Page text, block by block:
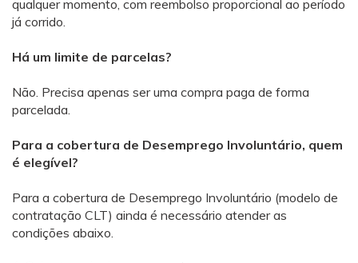
qualquer momento, com reembolso proporcional ao período
já corrido.
Há um limite de parcelas?
Não. Precisa apenas ser uma compra paga de forma
parcelada.
Para a cobertura de Desemprego Involuntário, quem
é elegível?
Para a cobertura de Desemprego Involuntário (modelo de
contratação CLT) ainda é necessário atender as
condições abaixo.